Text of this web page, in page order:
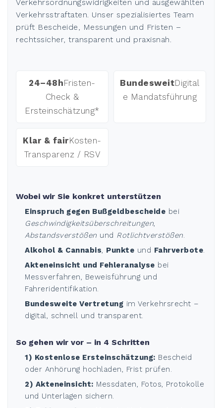
Verkehrsordnungswidrigkeiten und ausgewählten
Verkehrsstraftaten. Unser spezialisiertes Team
prüft Bescheide, Messungen und Fristen –
rechtssicher, transparent und praxisnah.
24–48hFristen-
Check &
Ersteinschätzung*
BundesweitDigital
e Mandatsführung
Klar & fairKosten-
Transparenz / RSV
Wobei wir Sie konkret unterstützen
Einspruch gegen Bußgeldbescheide bei
Geschwindigkeitsüberschreitungen,
Abstandsverstößen und Rotlichtverstößen.
Alkohol & Cannabis, Punkte und Fahrverbote.
Akteneinsicht und Fehleranalyse bei
Messverfahren, Beweisführung und
Fahreridentifikation.
Bundesweite Vertretung im Verkehrsrecht –
digital, schnell und transparent.
So gehen wir vor – in 4 Schritten
1) Kostenlose Ersteinschätzung: Bescheid
oder Anhörung hochladen, Frist prüfen.
2) Akteneinsicht: Messdaten, Fotos, Protokolle
und Unterlagen sichern.